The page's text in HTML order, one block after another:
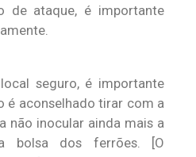
de ataque, é importante
seguro, é importante
é aconselhado tirar com a
não inocular ainda mais a
bolsa dos ferrões. [O